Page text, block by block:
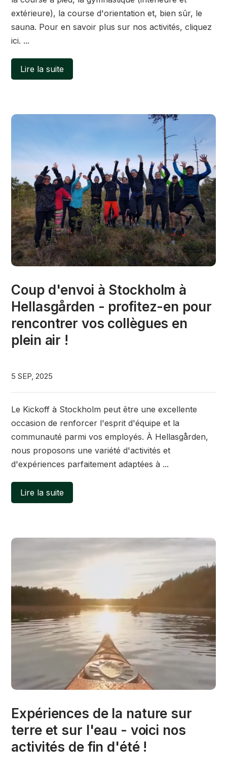
extérieure), la course d'orientation et, bien sûr, le
sauna. Pour en savoir plus sur nos activités, cliquez
ici. ...
Lire la suite
Coup d'envoi à Stockholm à
Hellasgården - profitez-en pour
rencontrer vos collègues en
plein air !
5 SEP, 2025
Le Kickoff à Stockholm peut être une excellente
occasion de renforcer l'esprit d'équipe et la
communauté parmi vos employés. À Hellasgården,
nous proposons une variété d'activités et
d'expériences parfaitement adaptées à ...
Lire la suite
Expériences de la nature sur
terre et sur l'eau - voici nos
activités de fin d'été !